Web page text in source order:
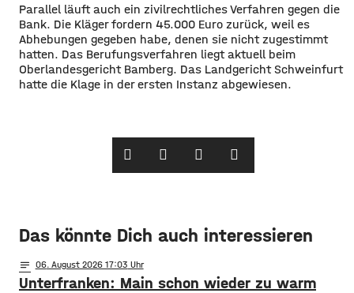
Parallel läuft auch ein zivilrechtliches Verfahren gegen die
Bank. Die Kläger fordern 45.000 Euro zurück, weil es
Abhebungen gegeben habe, denen sie nicht zugestimmt
hatten. Das Berufungsverfahren liegt aktuell beim
Oberlandesgericht Bamberg. Das Landgericht Schweinfurt
hatte die Klage in der ersten Instanz abgewiesen.
Das könnte Dich auch interessieren
notes 06. August 2026 17:03
Unterfranken: Main schon wieder zu warm